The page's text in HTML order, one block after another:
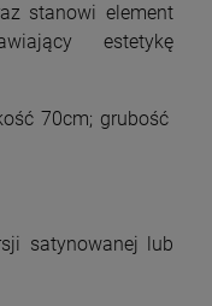
stanowi element
estetykę
70cm; grubość
satynowanej lub